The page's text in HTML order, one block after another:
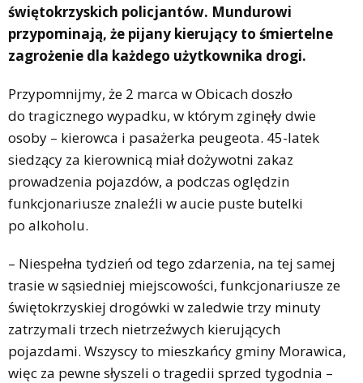
świętokrzyskich policjantów. Mundurowi
przypominają, że pijany kierujący to śmiertelne
zagrożenie dla każdego użytkownika drogi.
Przypomnijmy, że 2 marca w Obicach doszło
do tragicznego wypadku, w którym zginęły dwie
osoby – kierowca i pasażerka peugeota. 45-latek
siedzący za kierownicą miał dożywotni zakaz
prowadzenia pojazdów, a podczas oględzin
funkcjonariusze znaleźli w aucie puste butelki
po alkoholu.
– Niespełna tydzień od tego zdarzenia, na tej samej
trasie w sąsiedniej miejscowości, funkcjonariusze ze
świętokrzyskiej drogówki w zaledwie trzy minuty
zatrzymali trzech nietrzeźwych kierujących
pojazdami. Wszyscy to mieszkańcy gminy Morawica,
więc za pewne słyszeli o tragedii sprzed tygodnia –